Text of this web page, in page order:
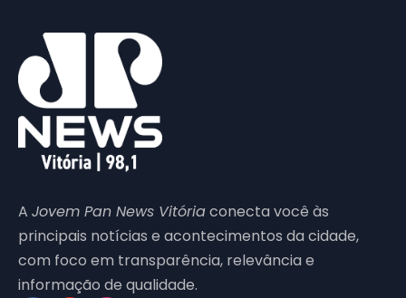
A Jovem Pan News Vitóriaconecta você às
principais notícias e acontecimentos da cidade,
com foco em transparência, relevância e
informação de qualidade.